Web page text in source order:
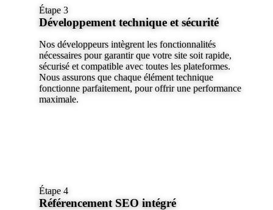
Étape 3
Développement technique et sécurité
Nos développeurs intègrent les fonctionnalités
nécessaires pour garantir que votre site soit rapide,
sécurisé et compatible avec toutes les plateformes.
Nous assurons que chaque élément technique
fonctionne parfaitement, pour offrir une performance
maximale.
Étape 4
Référencement SEO intégré